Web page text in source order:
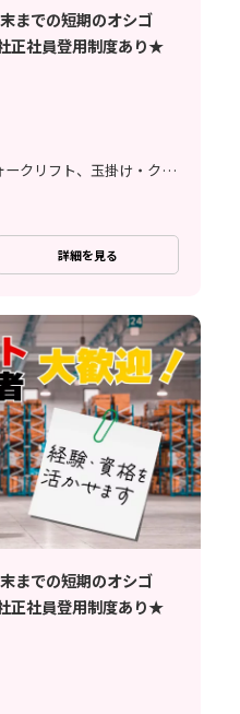
までの短期のオシゴ
正社員登用制度あり★
マシンオペレーター、フォークリフト、玉掛け・クレーン
詳細を見る
までの短期のオシゴ
正社員登用制度あり★